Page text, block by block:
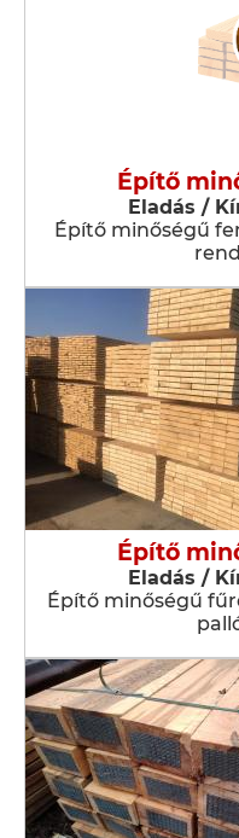
Építő
Eladás /
Építő minőségű
Építő
Eladás /
Építő minőségű